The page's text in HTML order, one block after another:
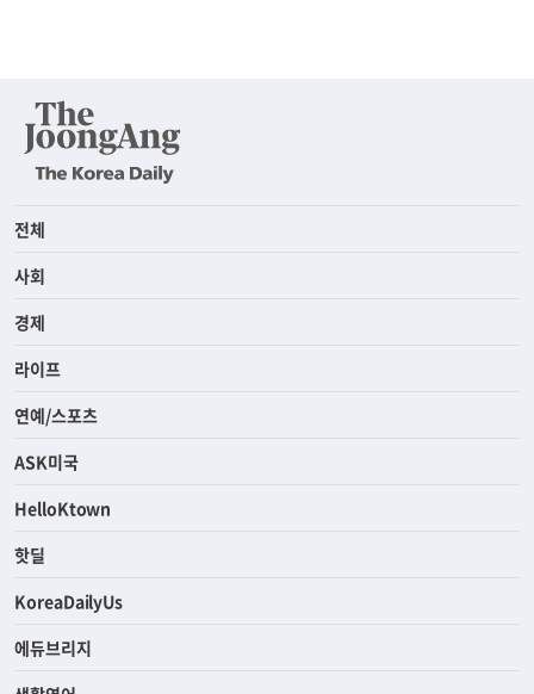
전체
사회
경제
라이프
연예/스포츠
ASK미국
HelloKtown
핫딜
KoreaDailyUs
에듀브리지